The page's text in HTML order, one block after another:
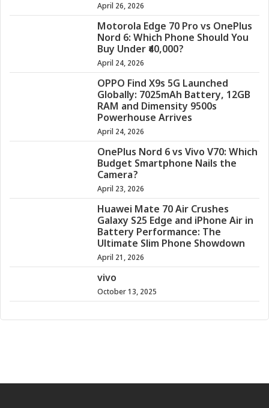
April 26, 2026
Motorola Edge 70 Pro vs OnePlus
Nord 6: Which Phone Should You
Buy Under ₹40,000?
April 24, 2026
OPPO Find X9s 5G Launched
Globally: 7025mAh Battery, 12GB
RAM and Dimensity 9500s
Powerhouse Arrives
April 24, 2026
OnePlus Nord 6 vs Vivo V70: Which
Budget Smartphone Nails the
Camera?
April 23, 2026
Huawei Mate 70 Air Crushes
Galaxy S25 Edge and iPhone Air in
Battery Performance: The
Ultimate Slim Phone Showdown
April 21, 2026
vivo
October 13, 2025